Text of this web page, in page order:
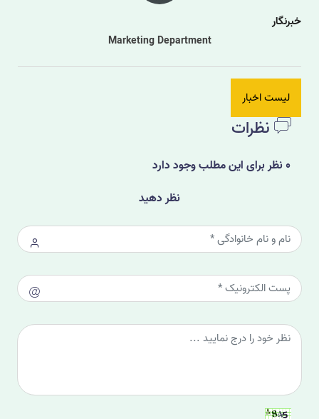
خبرنگار
Marketing Department
لیست اخبار
نظرات
0 نظر برای این مطلب وجود دارد
نظر دهید